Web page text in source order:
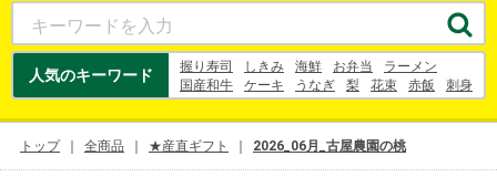
人気のキーワード 握り寿司 しきみ 海鮮 お弁当
ラーメン
国産和牛
ケーキ うなぎ 梨 花束 赤飯
刺身
お寿司
オードブル うなぎ 梨
シュークリーム
お中元
鈴木農園 お茶
トップ 全商品 ★産直ギフト 2026_06月_古屋農園の桃